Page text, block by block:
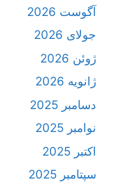
آگوست 2026
جولای 2026
ژوئن 2026
ژانویه 2026
دسامبر 2025
نوامبر 2025
اکتبر 2025
سپتامبر 2025